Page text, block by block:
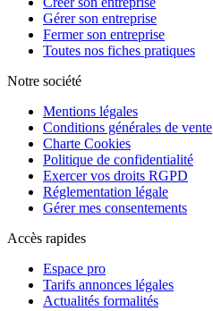
Gérer son entreprise
Fermer son entreprise
Toutes nos fiches pratiques
Notre société
Mentions légales
Conditions générales de vente
Charte Cookies
Politique de confidentialité
Exercer vos droits RGPD
Réglementation légale
Gérer mes consentements
Accès rapides
Espace pro
Tarifs annonces légales
Actualités formalités